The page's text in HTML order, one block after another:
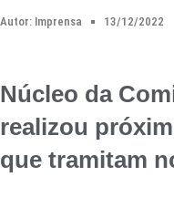
Autor: Imprensa 13/12/2022
Núcleo da
realizou
que tramitam